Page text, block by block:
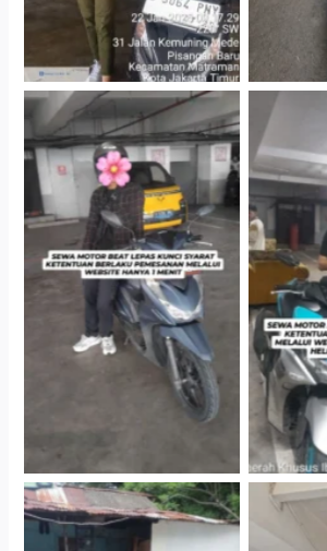
Cityplaza Jatinegara
Gedung Parkir P6A